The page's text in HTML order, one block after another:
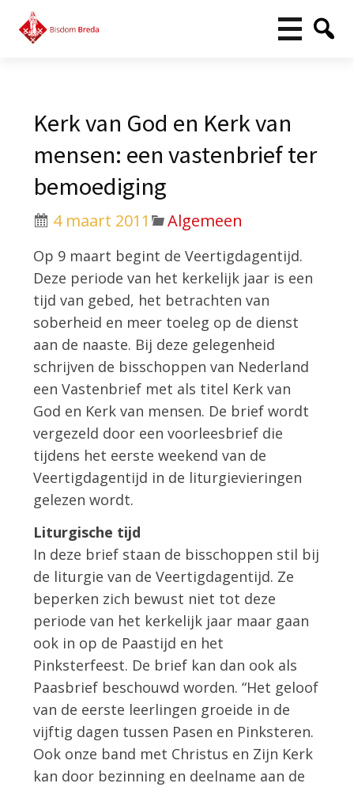
Kerk van God en Kerk van
mensen: een vastenbrief ter
bemoediging
4 maart 2011 Algemeen
Op 9 maart begint de Veertigdagentijd.
Deze periode van het kerkelijk jaar is een
tijd van gebed, het betrachten van
soberheid en meer toeleg op de dienst
aan de naaste. Bij deze gelegenheid
schrijven de bisschoppen van Nederland
een Vastenbrief met als titel Kerk van
God en Kerk van mensen. De brief wordt
vergezeld door een voorleesbrief die
tijdens het eerste weekend van de
Veertigdagentijd in de liturgievieringen
gelezen wordt.
Liturgische tijd
In deze brief staan de bisschoppen stil bij
de liturgie van de Veertigdagentijd. Ze
beperken zich bewust niet tot deze
periode van het kerkelijk jaar maar gaan
ook in op de Paastijd en het
Pinksterfeest. De brief kan dan ook als
Paasbrief beschouwd worden. “Het geloof
van de eerste leerlingen groeide in de
vijftig dagen tussen Pasen en Pinksteren.
Ook onze band met Christus en Zijn Kerk
kan door bezinning en deelname aan de